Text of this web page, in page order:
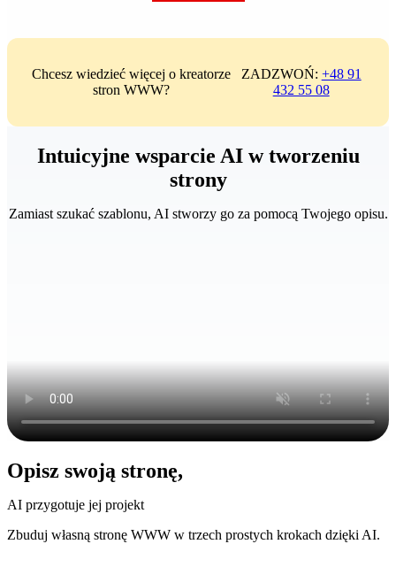
Chcesz wiedzieć więcej o kreatorze
stron WWW?
ZADZWOŃ: +48 91
432 55 08
Intuicyjne wsparcie AI w tworzeniu
strony
Zamiast szukać szablonu, AI stworzy go za pomocą Twojego opisu.
Opisz swoją stronę,
AI przygotuje jej projekt
Zbuduj własną stronę WWW w trzech prostych krokach dzięki AI.